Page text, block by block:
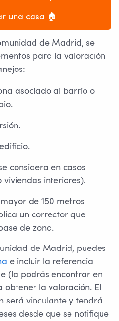
una casa 🏠
de Madrid, se
para la valoración
asociado al barrio o
considera en casos
viviendas interiores).
de 150 metros
un corrector que
de zona.
de Madrid, puedes
e incluir la referencia
(la podrás encontrar en
obtener la valoración. El
será vinculante y tendrá
desde que se notifique